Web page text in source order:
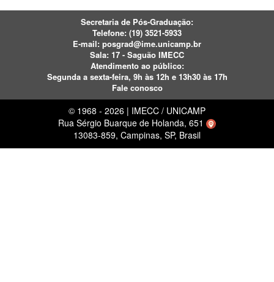
Secretaria de Pós-Graduação:
Telefone: (19) 3521-5933
E-mail: posgrad@ime.unicamp.br
Sala: 17 - Saguão IMECC
Atendimento ao público:
Segunda a sexta-feira, 9h às 12h e 13h30 às 17h
Fale conosco
© 1968 - 2026 | IMECC / UNICAMP
Rua Sérgio Buarque de Holanda, 651
13083-859, Campinas, SP, Brasil